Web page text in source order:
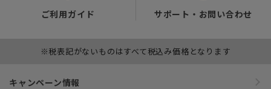
ご利用ガイド サポート・お問い合わせ
※税表記がないものはすべて税込み価格となります
キャンペーン情報